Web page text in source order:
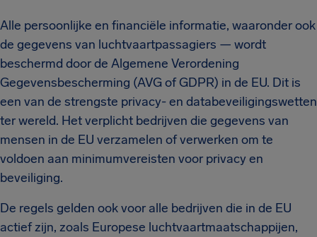
Alle persoonlijke en financiële informatie, waaronder ook
de gegevens van luchtvaartpassagiers — wordt
beschermd door de Algemene Verordening
Gegevensbescherming (AVG of GDPR) in de EU. Dit is
een van de strengste privacy- en databeveiligingswetten
ter wereld. Het verplicht bedrijven die gegevens van
mensen in de EU verzamelen of verwerken om te
voldoen aan minimumvereisten voor privacy en
beveiliging.
De regels gelden ook voor alle bedrijven die in de EU
actief zijn, zoals Europese luchtvaartmaatschappijen,